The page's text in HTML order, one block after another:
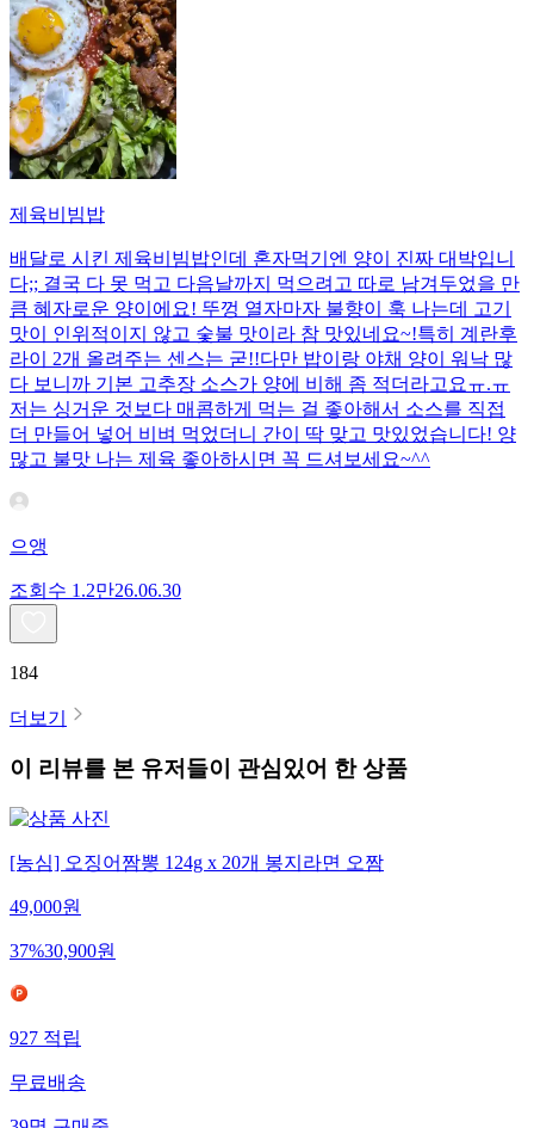
제육비빔밥
배달로 시킨 제육비빔밥인데 혼자먹기엔 양이 진짜 대박입니
다;; 결국 다 못 먹고 다음날까지 먹으려고 따로 남겨두었을 만
큼 혜자로운 양이에요! 뚜껑 열자마자 불향이 훅 나는데 고기
맛이 인위적이지 않고 숯불 맛이라 참 맛있네요~!특히 계란후
라이 2개 올려주는 센스는 굳!! ​다만 밥이랑 야채 양이 워낙 많
다 보니까 기본 고추장 소스가 양에 비해 좀 적더라고요ㅠ.ㅠ
저는 싱거운 것보다 매콤하게 먹는 걸 좋아해서 소스를 직접
더 만들어 넣어 비벼 먹었더니 간이 딱 맞고 맛있었습니다! 양
많고 불맛 나는 제육 좋아하시면 꼭 드셔보세요~^^
으앵
조회수 1.2만26.06.30
184
더보기
이 리뷰를 본 유저들이 관심있어 한 상품
[농심] 오징어짬뽕 124g x 20개 봉지라면 오짬
49,000원
37%30,900원
927 적립
무료배송